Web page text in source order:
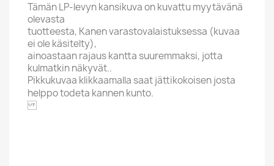
Tämän LP-levyn kansikuva on kuvattu myytävänä
olevasta
tuotteesta, Kanen varastovalaistuksessa (kuvaa
ei ole käsitelty),
ainoastaan rajaus kantta suuremmaksi, jotta
kulmatkin näkyvät..
Pikkukuvaa klikkaamalla saat jättikokoisen josta
helppo todeta kannen kunto.